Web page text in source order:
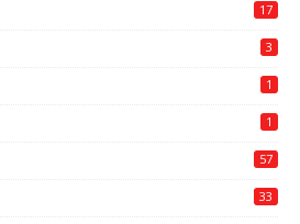
17
3
1
1
57
33